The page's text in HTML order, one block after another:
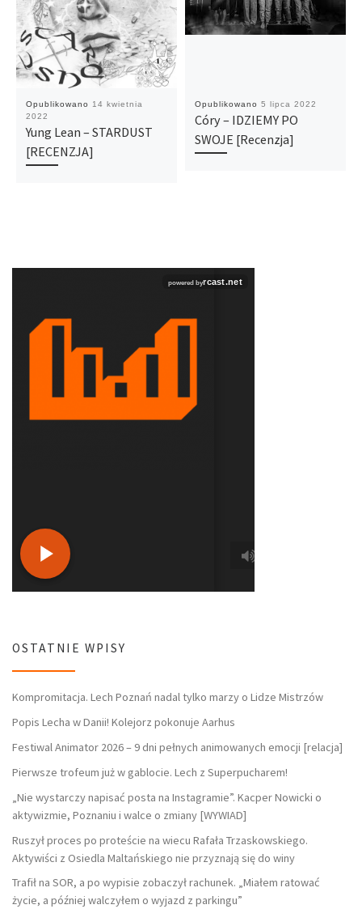
Opublikowano
14 kwietnia
2022
Yung Lean – STARDUST
[RECENZJA]
Opublikowano 5 lipca 2022
Córy – IDZIEMY PO
SWOJE [Recenzja]
OSTATNIE WPISY
Kompromitacja. Lech Poznań nadal tylko marzy o Lidze Mistrzów
Popis Lecha w Danii! Kolejorz pokonuje Aarhus
Festiwal Animator 2026 – 9 dni pełnych animowanych emocji [relacja]
Pierwsze trofeum już w gablocie. Lech z Superpucharem!
„Nie wystarczy napisać posta na Instagramie”. Kacper Nowicki o
aktywizmie, Poznaniu i walce o zmiany [WYWIAD]
Ruszył proces po proteście na wiecu Rafała Trzaskowskiego.
Aktywiści z Osiedla Maltańskiego nie przyznają się do winy
Trafił na SOR, a po wypisie zobaczył rachunek. „Miałem ratować
życie, a później walczyłem o wyjazd z parkingu”